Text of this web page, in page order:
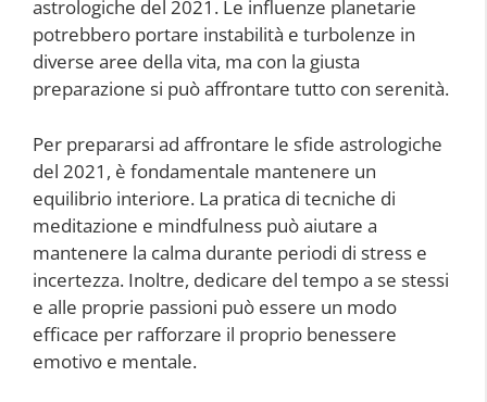
astrologiche del 2021. Le influenze planetarie
potrebbero portare instabilità e turbolenze in
diverse aree della vita, ma con la giusta
preparazione si può affrontare tutto con serenità.
Per prepararsi ad affrontare le sfide astrologiche
del 2021, è fondamentale mantenere un
equilibrio interiore. La pratica di tecniche di
meditazione e mindfulness può aiutare a
mantenere la calma durante periodi di stress e
incertezza. Inoltre, dedicare del tempo a se stessi
e alle proprie passioni può essere un modo
efficace per rafforzare il proprio benessere
emotivo e mentale.